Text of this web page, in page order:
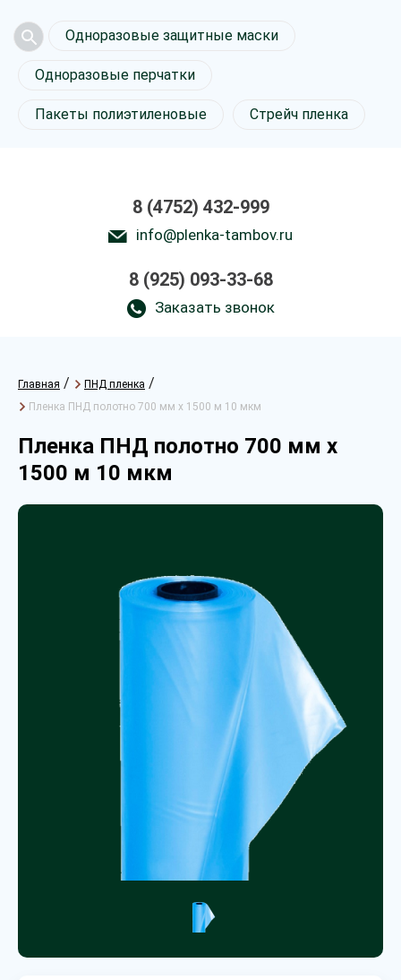
Одноразовые защитные маски
Одноразовые перчатки
Пакеты полиэтиленовые Стрейч пленка
8 (4752) 432-999
info@plenka-tambov.ru
8 (925) 093-33-68
Заказать звонок
Главная / ПНД пленка /
Пленка ПНД полотно 700 мм х 1500 м 10 мкм
Пленка ПНД полотно 700 мм х
1500 м 10 мкм